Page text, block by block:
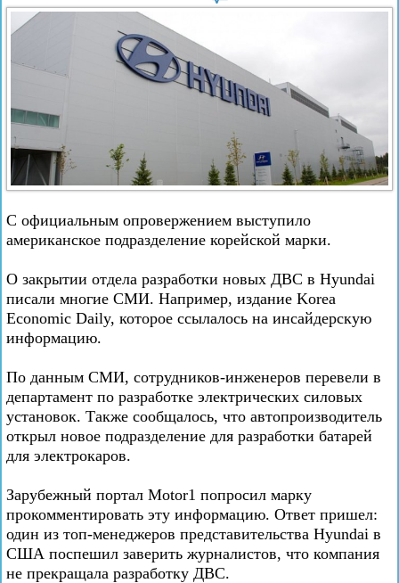
С официальным опровержением выступило
американское подразделение корейской марки.
О закрытии отдела разработки новых ДВС в Hyundai
писали многие СМИ. Например, издание Korea
Economic Daily, которое ссылалось на инсайдерскую
информацию.
По данным СМИ, сотрудников-инженеров перевели в
департамент по разработке электрических силовых
установок. Также сообщалось, что автопроизводитель
открыл новое подразделение для разработки батарей
для электрокаров.
Зарубежный портал Motor1 попросил марку
прокомментировать эту информацию. Ответ пришел:
один из топ-менеджеров представительства Hyundai в
США поспешил заверить журналистов, что компания
не прекращала разработку ДВС.